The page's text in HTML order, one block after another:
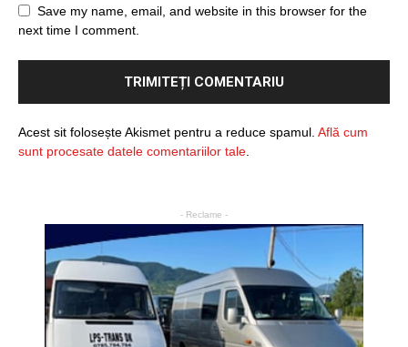
Save my name, email, and website in this browser for the
next time I comment.
Acest sit folosește Akismet pentru a reduce spamul. Află cum
sunt procesate datele comentariilor tale
- Reclame -